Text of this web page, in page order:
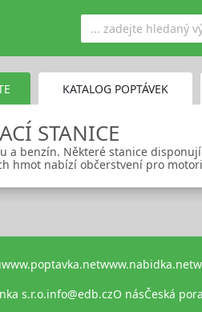
KATALOG POPTÁVEK
STANICE
benzín. Některé stanice
hmot nabízí občerstvení pro
www.poptavka.netwww.nabidka.net
s.r.o.info@edb.czO násČeská